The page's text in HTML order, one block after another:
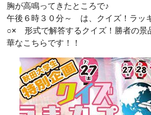
胸が高鳴ってきたところで♪
午後６時３０分～ は、クイズ！ラッ
○× 形式で解答するクイズ！勝者の
華なこちらです！！